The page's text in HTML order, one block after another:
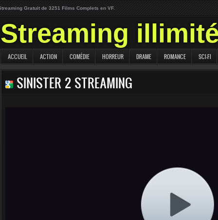
Gratuit de 3251 Films Complets en VF.
Streaming
ACCUEIL ACTION COMÉDIE HORREUR DRAME ROMANCE SCI-FI
SINISTER 2 STREAMING